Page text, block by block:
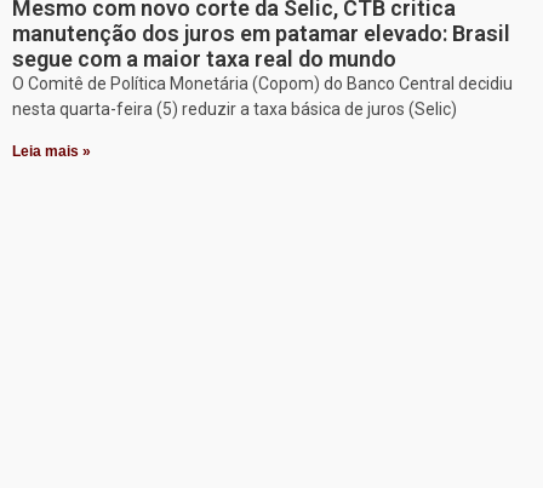
Mesmo com novo corte da Selic, CTB critica
manutenção dos juros em patamar elevado: Brasil
segue com a maior taxa real do mundo
O Comitê de Política Monetária (Copom) do Banco Central decidiu
nesta quarta-feira (5) reduzir a taxa básica de juros (Selic)
Leia mais »